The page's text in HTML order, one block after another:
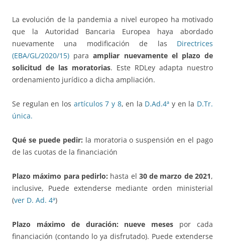
La evolución de la pandemia a nivel europeo ha motivado
que la Autoridad Bancaria Europea haya abordado
nuevamente una modificación de las Directrices
(EBA/GL/2020/15) paraampliar nuevamente el plazo de
solicitud de las moratorias. Este RDLey adapta nuestro
ordenamiento jurídico a dicha ampliación.
Se regulan en los artículos 7 y 8, en la D.Ad.4ª y en la D.Tr.
única.
Qué se puede pedir: la moratoria o suspensión en el pago
de las cuotas de la financiación
Plazo máximo para pedirlo: hasta el 30 de marzo de 2021,
inclusive, Puede extenderse mediante orden ministerial
(ver D. Ad. 4ª)
Plazo máximo de duración: nueve meses por cada
financiación (contando lo ya disfrutado). Puede extenderse